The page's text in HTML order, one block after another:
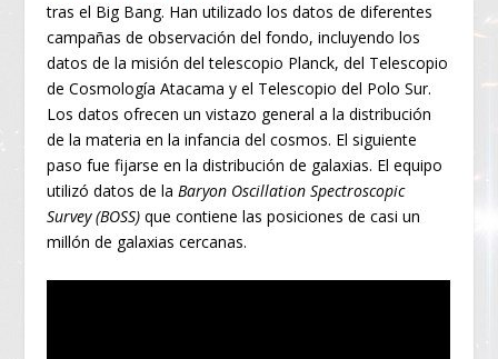
tras el Big Bang. Han utilizado los datos de diferentes
campañas de observación del fondo, incluyendo los
datos de la misión del telescopio Planck, del Telescopio
de Cosmología Atacama y el Telescopio del Polo Sur.
Los datos ofrecen un vistazo general a la distribución
de la materia en la infancia del cosmos. El siguiente
paso fue fijarse en la distribución de galaxias. El equipo
utilizó datos de laBaryon Oscillation Spectroscopic
Survey (BOSS) que contiene las posiciones de casi un
millón de galaxias cercanas.